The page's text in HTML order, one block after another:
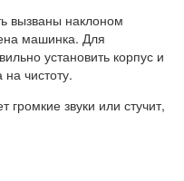
вызваны наклоном
машинка. Для
установить корпус и
чистоту.
звуки или стучит,